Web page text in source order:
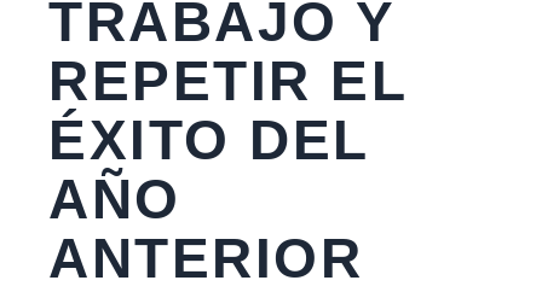
TRABAJO Y
REPETIR EL
ÉXITO DEL
AÑO
ANTERIOR